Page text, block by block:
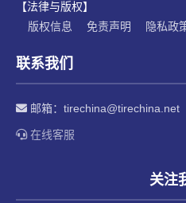
【法律与版权】
版权信息
免责声明 隐私政
联系我们
邮箱： tirechina@tirechina.net
在线客服
关注